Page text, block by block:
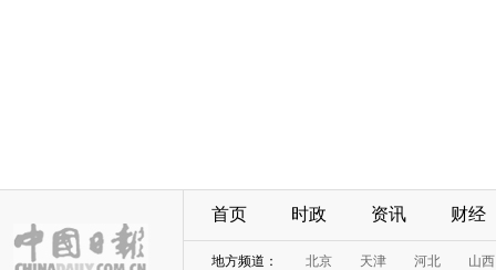
首页 时政 资讯 财经
地方频道： 北京 天津 河北
山西